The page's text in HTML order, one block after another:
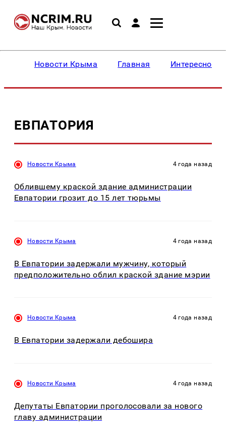
Новости Крыма Главная Интересное
ЕВПАТОРИЯ
Новости Крыма 4 года назад
Облившему краской здание администрации
Евпатории грозит до 15 лет тюрьмы
Новости Крыма 4 года назад
В Евпатории задержали мужчину, который
предположительно облил краской здание мэрии
Новости Крыма 4 года назад
В Евпатории задержали дебошира
Новости Крыма 4 года назад
Депутаты Евпатории проголосовали за нового
главу администрации